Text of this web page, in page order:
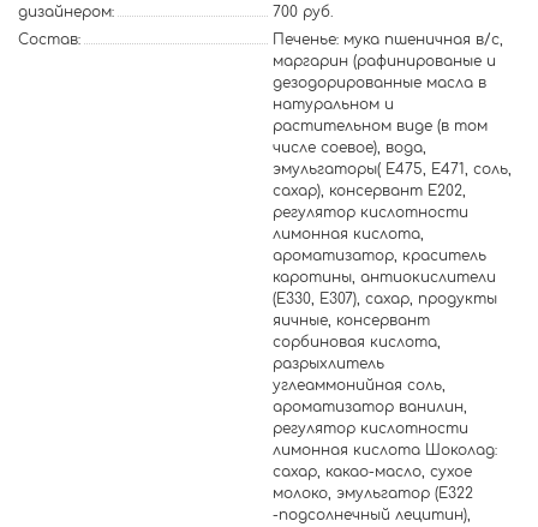
дизайнером:
700 руб.
Состав:
Печенье: мука пшеничная в/с,
маргарин (рафинированые и
дезодорированные масла в
натуральном и
растительном виде (в том
числе соевое), вода,
эмульгаторы( Е475, Е471, соль,
сахар), консервант Е202,
регулятор кислотности
лимонная кислота,
ароматизатор, краситель
каротины, антиокислители
(Е330, Е307), сахар, продукты
яичные, консервант
сорбиновая кислота,
разрыхлитель
углеаммонийная соль,
ароматизатор ванилин,
регулятор кислотности
лимонная кислота Шоколад:
сахар, какао-масло, сухое
молоко, эмульгатор (Е322
-подсолнечный лецитин),